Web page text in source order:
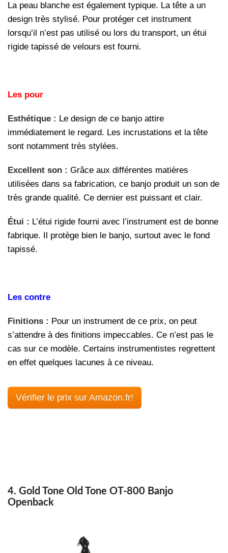
La peau blanche est également typique. La tête a un
design très stylisé. Pour protéger cet instrument
lorsqu’il n’est pas utilisé ou lors du transport, un étui
rigide tapissé de velours est fourni.
Les pour
Esthétique : Le design de ce banjo attire
immédiatement le regard. Les incrustations et la tête
sont notamment très stylées.
Excellent son : Grâce aux différentes matières
utilisées dans sa fabrication, ce banjo produit un son de
très grande qualité. Ce dernier est puissant et clair.
Étui : L’étui rigide fourni avec l’instrument est de bonne
fabrique. Il protège bien le banjo, surtout avec le fond
tapissé.
Les contre
Finitions : Pour un instrument de ce prix, on peut
s’attendre à des finitions impeccables. Ce n’est pas le
cas sur ce modèle. Certains instrumentistes regrettent
en effet quelques lacunes à ce niveau.
Vérifier le prix sur Amazon.fr!
4. Gold Tone Old Tone OT-800 Banjo
Openback